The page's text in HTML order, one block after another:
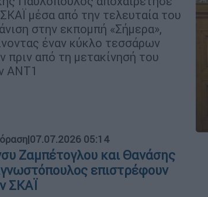
μέσα από την τελευταία του
στην εκπομπή «Σήμερα»,
έναν κύκλο τεσσάρων
πριν από τη μετακίνησή του
ΑΝΤ1
|07.07.2026 05:14
Ζαμπέτογλου και Θανάσης
επιστρέφουν
ΣΚΑΪ